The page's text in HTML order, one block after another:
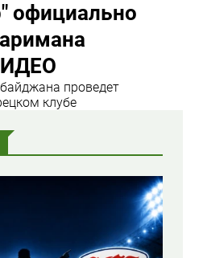
официально
проведет
клубе